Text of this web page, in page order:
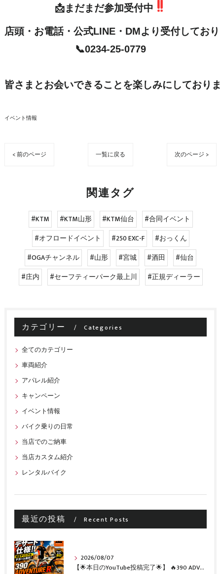
📩まだまだ参加受付中
店頭・お電話・公式LINE・DMより受付しており
📞0234-25-0779
皆さまとお会いできることを楽しみにしており
イベント情報
< 前のページ 一覧に戻る 次のページ >
関連タグ
#KTM #KTM山形 #KTM仙台
#合同イベント
#オフロードイベント
#250 EXC-F
#おっくん
#OGAチャンネル
#山形 #宮城 #酒田
#仙台
#庄内
#セーフティーパーク最上川 #正規ディーラー
カテゴリー Categories
全てのカテゴリー
車両紹介
アパレル紹介
キャンペーン
イベント情報
バイク乗りの日常
当店でのご納車
当店カスタム紹介
レンタルバイク
最近の投稿 Recent Posts
2026/08/07
【🌟本日のYouTube投稿完了🌟】 🔥390 ADVENTURE R × KTM山形 オリジナルデカール仕様誕生🔥